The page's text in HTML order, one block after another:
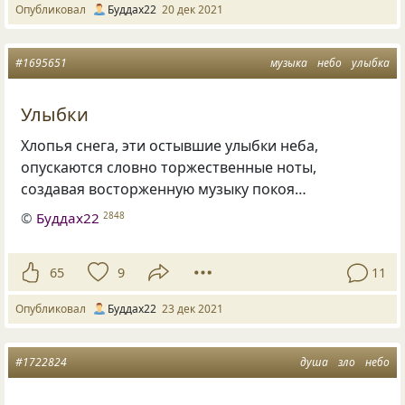
Опубликовал Буддах22 20 дек 2021
музыка небо улыбка
#1695651
Улыбки
Хлопья снега, эти остывшие улыбки неба,
опускаются словно торжественные ноты,
создавая восторженную музыку покоя…
© Буддах22 2848
65 9 11
Опубликовал Буддах22 23 дек 2021
душа зло небо
#1722824